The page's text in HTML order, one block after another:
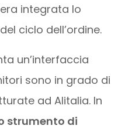
integrata lo
ciclo dell’ordine.
un’interfaccia
sono in grado di
ad Alitalia. In
strumento di